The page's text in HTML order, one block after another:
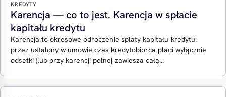
KREDYTY
Karencja — co to jest. Karencja w spłacie
kapitału kredytu
Karencja to okresowe odroczenie spłaty kapitału kredytu:
przez ustalony w umowie czas kredytobiorca płaci wyłącznie
odsetki (lub przy karencji pełnej zawiesza całą…